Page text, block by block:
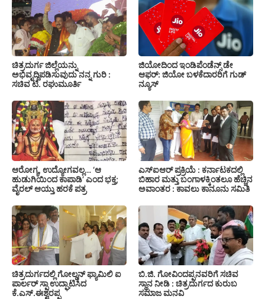
ಚಿತ್ರದುರ್ಗ ಜಿಲ್ಲೆಯನ್ನು
ಅಭಿವೃದ್ದಿಪಡಿಸುವುದು ನನ್ನ ಗುರಿ :
ಸಚಿವ ಟಿ. ರಘುಮೂರ್ತಿ
ಜಿಯೋದಿಂದ ಇಂಡಿಪೆಂಡೆನ್ಸ್ ಡೇ
ಆಫರ್: ಜಿಯೋ ಬಳಕೆದಾರರಿಗೆ ಗುಡ್
ನ್ಯೂಸ್
ಆರೋಗ್ಯ, ಉದ್ಯೋಗವಲ್ಲ… ‘ಆ
ಹುಡುಗಿಯಿಂದ ಕಾಪಾಡಿ’ ಎಂದ ಭಕ್ತ;
ವೈರಲ್ ಆಯ್ತು ಹರಕೆ ಪತ್ರ
ಎಸ್‍ಐಆರ್ ಪ್ರಕ್ರಿಯೆ : ಕರ್ನಾಟಕದಲ್ಲಿ
ಬಿಹಾರ ಮತ್ತು ಬಂಗಾಳಕ್ಕಿಂತಲೂ ಹೆಚ್ಚಿನ
ಅವಾಂತರ : ಕಾವಲು ಕಾನೂನು ಸಮಿತಿ
ಚಿತ್ರದುರ್ಗದಲ್ಲಿ ಗೋಲ್ಡನ್ ಫ್ಯಾಮಿಲಿ ಐ
ಪಾರ್ಲರ್ ಸ್ಪಾ ಉದ್ಘಾಟಿಸಿದ
ಕೆ.ಎಸ್.ಈಶ್ವರಪ್ಪ
ಬಿ.ಜಿ. ಗೋವಿಂದಪ್ಪನವರಿಗೆ ಸಚಿವ
ಸ್ಥಾನ ನೀಡಿ : ಚಿತ್ರದುರ್ಗದ ಕುರುಬ
ಸಮಾಜ ಮನವಿ